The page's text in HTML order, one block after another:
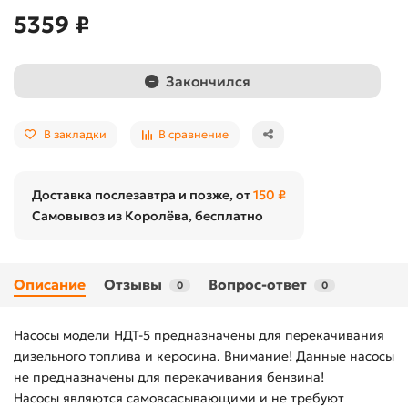
5359 ₽
Закончился
В закладки В сравнение
Доставка послезавтра и позже, от150 ₽
Самовывоз из Королёва, бесплатно
Описание Отзывы 0 Вопрос-ответ 0
Насосы модели НДТ-5 предназначены для перекачивания
дизельного топлива и керосина. Внимание! Данные насосы
не предназначены для перекачивания бензина!
Насосы являются самовсасывающими и не требуют